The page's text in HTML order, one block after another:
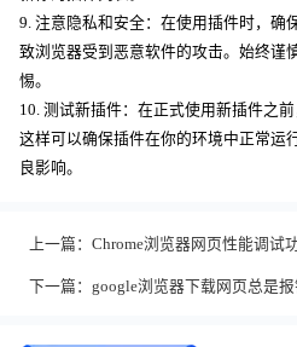
9. 注意隐私和安全：在使用插件时，确
致浏览器受到恶意软件的攻击。始终谨
惕。
10. 测试新插件：在正式使用新插件之
这样可以确保插件在你的环境中正常运
良影响。
上一篇： Chrome浏览器网页性能调试
下一篇： google浏览器下载网页总是